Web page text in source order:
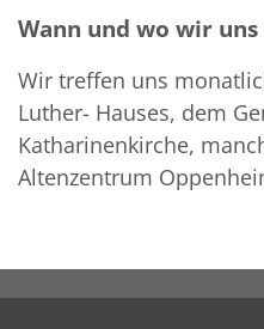
Wann und wo wir
Wir treffen uns
Luther- Hauses, dem
Katharinenkirche,
Altenzentrum